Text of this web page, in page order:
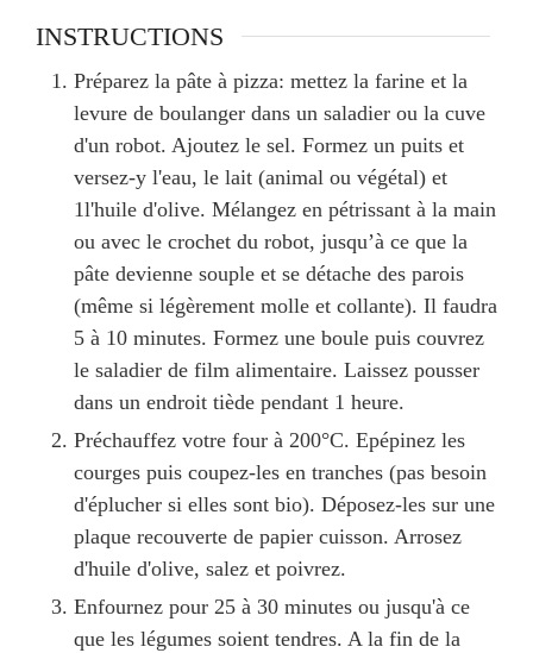
INSTRUCTIONS
Préparez la pâte à pizza: mettez la farine et la
levure de boulanger dans un saladier ou la cuve
d'un robot. Ajoutez le sel. Formez un puits et
versez-y l'eau, le lait (animal ou végétal) et
1l'huile d'olive. Mélangez en pétrissant à la main
ou avec le crochet du robot, jusqu’à ce que la
pâte devienne souple et se détache des parois
(même si légèrement molle et collante). Il faudra
5 à 10 minutes. Formez une boule puis couvrez
le saladier de film alimentaire. Laissez pousser
dans un endroit tiède pendant 1 heure.
Préchauffez votre four à 200°C. Epépinez les
courges puis coupez-les en tranches (pas besoin
d'éplucher si elles sont bio). Déposez-les sur une
plaque recouverte de papier cuisson. Arrosez
d'huile d'olive, salez et poivrez.
Enfournez pour 25 à 30 minutes ou jusqu'à ce
que les légumes soient tendres. A la fin de la